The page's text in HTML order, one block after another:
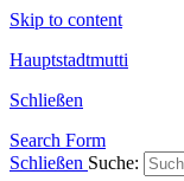
Skip to content
Hauptstadtmutti
Schließen
Search Form
Schließen Suche: